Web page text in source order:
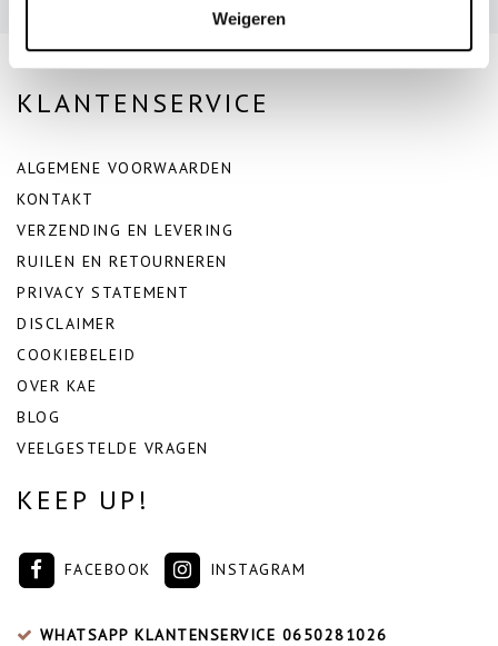
Weigeren
KLANTENSERVICE
ALGEMENE VOORWAARDEN
KONTAKT
VERZENDING EN LEVERING
RUILEN EN RETOURNEREN
PRIVACY STATEMENT
DISCLAIMER
COOKIEBELEID
OVER KAE
BLOG
VEELGESTELDE VRAGEN
KEEP UP!
FACEBOOK INSTAGRAM
WHATSAPP KLANTENSERVICE 0650281026